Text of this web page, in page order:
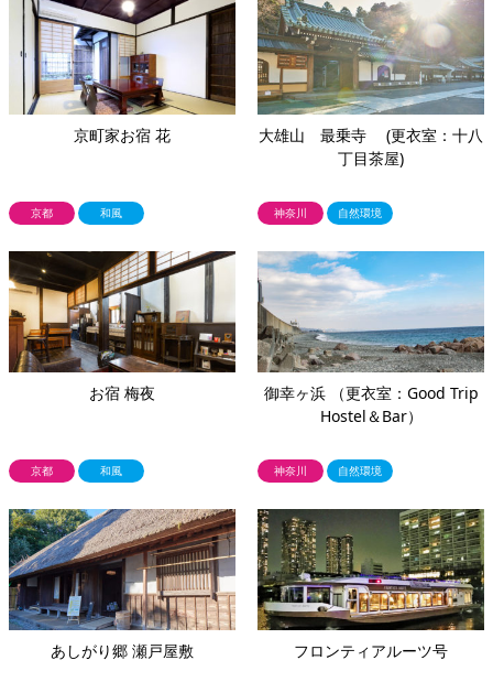
京町家お宿 花
京都 和風
大雄山 最乗寺 (更衣室：十八
丁目茶屋)
神奈川 自然環境
お宿 梅夜
京都 和風
御幸ヶ浜 （更衣室：Good Trip
Hostel＆Bar）
神奈川 自然環境
あしがり郷 瀬戸屋敷 フロンティアルーツ号